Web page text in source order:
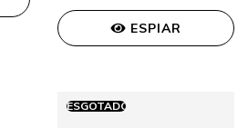
ESPIAR
ESGOTADO